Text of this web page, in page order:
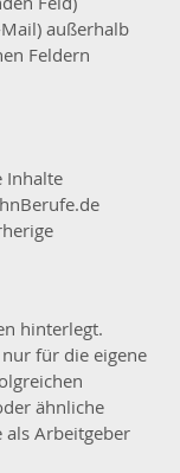
außerhalb
Feldern
Inhalte
hinterlegt.
für die eigene
ähnliche
als Arbeitgeber